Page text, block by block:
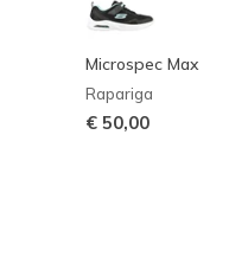
Microspec Max
Rapariga
€ 50,00